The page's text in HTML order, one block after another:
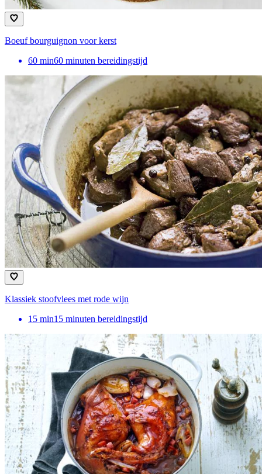
Boeuf bourguignon voor kerst
60 min60 minuten bereidingstijd
Klassiek stoofvlees met rode wijn
15 min15 minuten bereidingstijd